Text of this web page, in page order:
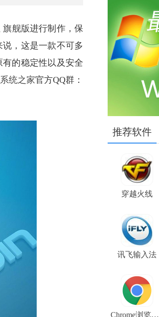
旗舰版进行制作，保
，这是一款不可多
的稳定性以及安全
系统之家官方QQ群：
推荐软件
穿越火线
讯飞输入法
Chrome浏览器beta版 V108.0.5359.48 64位谷歌浏览器下载